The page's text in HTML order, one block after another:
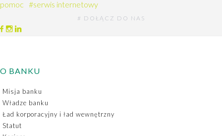
pomoc #serwis internetowy
# DOŁĄCZ DO NAS
O BANKU
Misja banku
Władze banku
Ład korporacyjny i ład wewnętrzny
Statut